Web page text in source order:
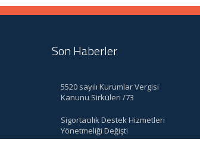
Son Haberler
5520 sayılı Kurumlar Vergisi
Kanunu Sirküleri /73
Sigortacılık Destek Hizmetleri
Yönetmeliği Değişti